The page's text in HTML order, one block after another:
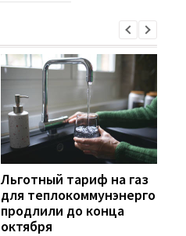
Льготный тариф на газ
для теплокоммунэнерго
продлили до конца
октября